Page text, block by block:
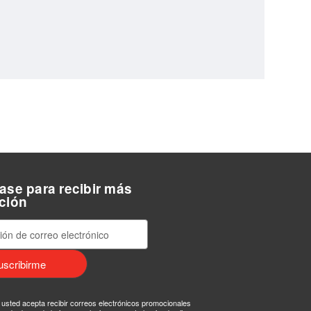
para recibir más
acepta recibir correos electrónicos promocionales